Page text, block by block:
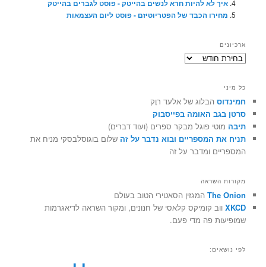
איך לא להיות חרא לנשים בהייטק - פוסט לגברים בהייטק
מחירו הכבד של הפטריוטיזם - פוסט ליום העצמאות
ארכיונים
ארכיונים
כל מיני
חמינדוס הבלוג של אלעד רוֶק
סרטן בגב האומה בפייסבוק
תיבה מוטי פוגל מבקר ספרים (ועוד דברים)
תניח את המספריים ובוא נדבר על זה שלום בוגוסלבסקי מניח את
המספריים ומדבר על זה
מקורות השראה
The Onion המגזין הסאטירי הטוב בעולם
XKCD ווב קומיקס קלאסי של חנונים, ומקור השראה לדיאגרמות
שמופיעות פה מדי פעם.
לפי נושאים: